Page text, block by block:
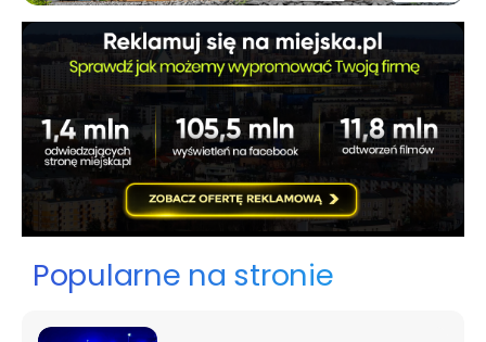
Popularne na stronie